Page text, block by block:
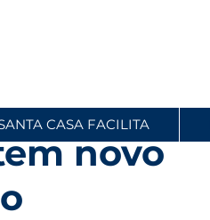
CASA FACILITA
novo